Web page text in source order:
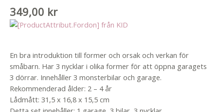
349,00 kr
En bra introduktion till former och orsak och verkan för
småbarn. Har 3 nycklar i olika former för att öppna garagets
3 dörrar. Innehåller 3 monsterbilar och garage.
Rekommenderad ålder: 2 – 4 år
Lådmått: 31,5 x 16,8 x 15,5 cm